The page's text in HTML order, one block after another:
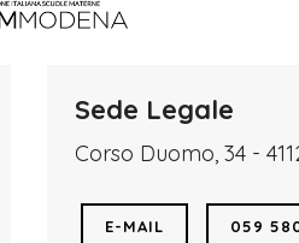
Sede Legale
Corso Duomo, 34 -
E-MAIL 059